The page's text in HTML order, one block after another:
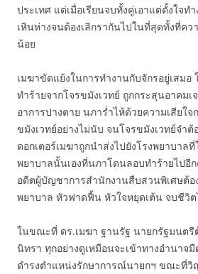
ประเทศ แต่เมื่อเรียนจบทั้งคู่เอาแต่ตั้งใจท
เหินห่างจนต้องเลิกรากันไปในที่สุดทั้งที่คว
น้อย
เมฆาขัดแย้งในการทำงานกับจักรอยู่เสมอ
ทำร้ายจากโจรขมังเวทย์ ถูกกระสุนอาคมเ
อาการปางตาย นภาร่ำไห้ด้วยความเสียใจ
ขมังเวทย์อย่างไม่นับ จนโจรขมังเวทย์จำต้
ดอกเตอร์เมฆาถูกนำส่งไปยังโรงพยาบาล
พยาบาลนั้นเองที่นภาโดนลอบทำร้ายไปอี
อดีตผู้บัญชาการสำนักงานสืบสวนพิเศษต้อ
พยาบาล หัวฟาดฟื้น หัวใจหยุดเต้น จบชีวิ
ในขณะที่ ดร.เมฆา ฐานรัฐ นายกรัฐมนตรี
นิทรา ทุกอย่างดูเหมือนจะเข้าทางอำนาจ
ดำรงตำแหน่งรักษาการณ์นายกฯ ขณะที่